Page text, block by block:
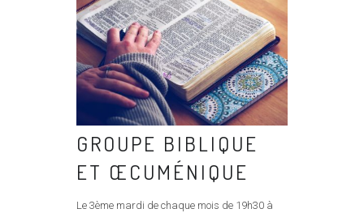
GROUPE BIBLIQUE
ET ŒCUMÉNIQUE
Le 3ème mardi de chaque mois de 19h30 à